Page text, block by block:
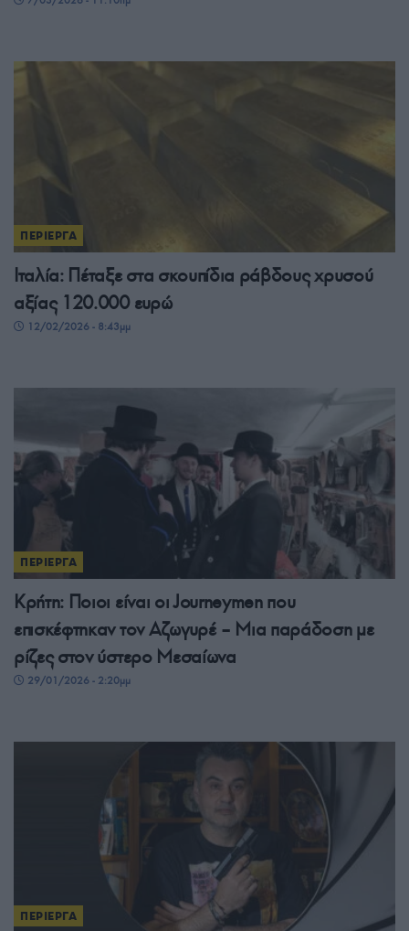
ΠΕΡΙΕΡΓΑ
Ιταλία: Πέταξε στα σκουπίδια ράβδους χρυσού
αξίας 120.000 ευρώ
12/02/2026 - 8:43μμ
ΠΕΡΙΕΡΓΑ
Κρήτη: Ποιοι είναι οι Journeymen που
επισκέφτηκαν τον Αζωγυρέ – Μια παράδοση με
ρίζες στον ύστερο Μεσαίωνα
29/01/2026 - 2:20μμ
ΠΕΡΙΕΡΓΑ